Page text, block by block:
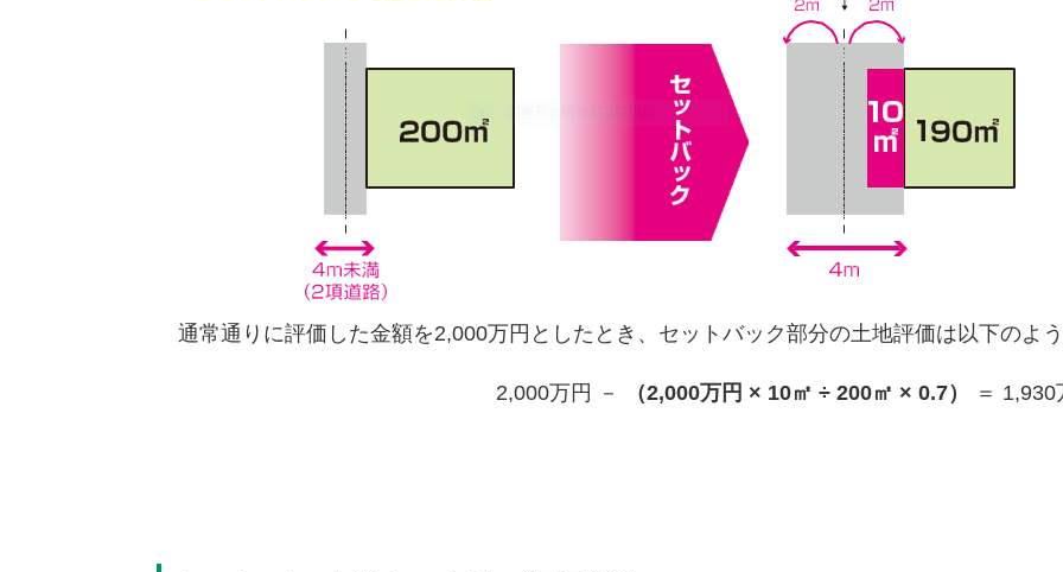
通常通りに評価した金額を2,000万円としたとき、セットバック部分の土地評価は以下のよう
2,000万円 － （2,000万円 × 10㎡ ÷ 200㎡ × 0.7） ＝ 1,930